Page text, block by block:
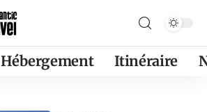
Hébergement Itinéraire